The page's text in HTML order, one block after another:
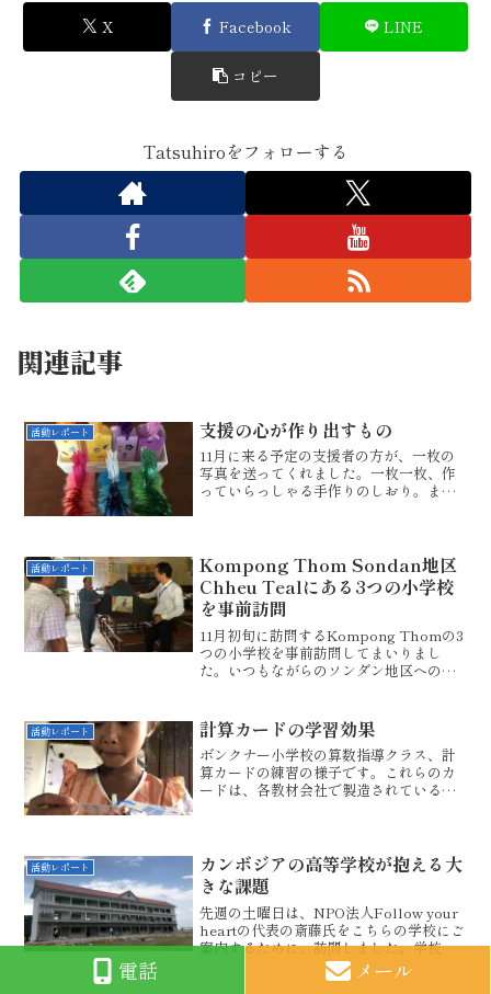
X Facebook LINE
コピー
Tatsuhiroをフォローする
関連記事
活動レポート 支援の心が作り出すもの
11月に来る予定の支援者の方が、一枚の
写真を送ってくれました。一枚一枚、作
っていらっしゃる手作りのしおり。ま
アマインドが現れてい...
活動レポート
Kompong Thom Sondan地区
Chheu Tealにある3つの小学校
を事前訪問
11月初旬に訪問するKompong Thomの3
つの小学校を事前訪問してまいりまし
た。いつもながらのソンダン地区への
ところの右手には、大きなマーケットを
建設中です。...
活動レポート 計算カードの学習効果
ボンクナー小学校の算数指導クラス、計
算カードの練習の様子です。これらのカ
ードは、各教材会社で製造されているも
す。例えば、この繰り下がり...
活動レポート
カンボジアの高等学校が抱える大
きな課題
先週の土曜日は、NPO法人Follow your
heartの代表の斎藤氏をこちらの学校にご
案内するために、訪問しました。学校側
には、ソムナン校長がご対応。私もすで
に3度目の訪問とあって、顔馴染みとなっ
電話 メール